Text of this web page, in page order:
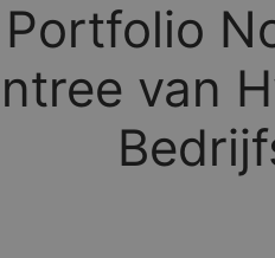
Portfolio
van